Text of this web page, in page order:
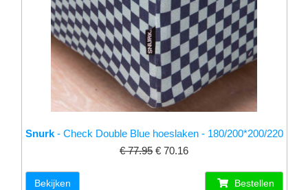
Snurk- Check Double Blue hoeslaken - 180/200*200/220
€ 77.95 € 70.16
Bekijken Bestellen